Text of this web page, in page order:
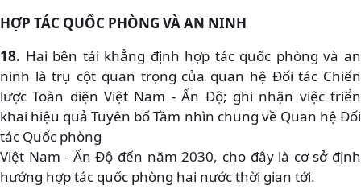
HỢP TÁC QUỐC PHÒNG VÀ AN NINH
18. Hai bên tái khẳng định hợp tác quốc phòng và an
ninh là trụ cột quan trọng của quan hệ Đối tác Chiến
lược Toàn diện Việt Nam - Ấn Độ; ghi nhận việc triển
khai hiệu quả Tuyên bố Tầm nhìn chung về Quan hệ Đối
tác Quốc phòng
Việt Nam - Ấn Độ đến năm 2030, cho đây là cơ sở định
hướng hợp tác quốc phòng hai nước thời gian tới.